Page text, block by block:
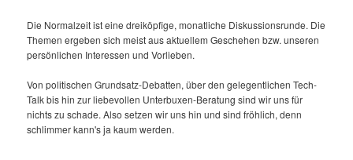
Die Normalzeit ist eine dreiköpfige, monatliche Diskussionsrunde. Die
Themen ergeben sich meist aus aktuellem Geschehen bzw. unseren
persönlichen Interessen und Vorlieben.
Von politischen Grundsatz-Debatten, über den gelegentlichen Tech-
Talk bis hin zur liebevollen Unterbuxen-Beratung sind wir uns für
nichts zu schade. Also setzen wir uns hin und sind fröhlich, denn
schlimmer kann's ja kaum werden.